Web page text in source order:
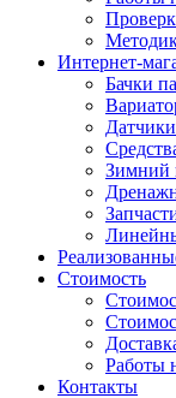
Интернет-
Бачки
Зимний
Стоимость
Работы
Контакты